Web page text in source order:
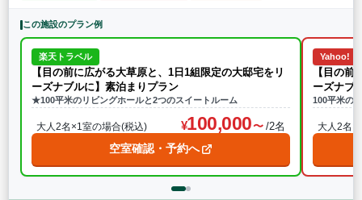
この施設のプラン例
楽天トラベル
【目の前に広がる大草原と、1日1組限定の大邸宅をリ
ーズナブルに】素泊まりプラン
★100平米のリビングホールと2つのスイートルーム
大人2名×1室の場合(税込) 100,000 /2名
空室確認・予約へ
Yahoo!ト
【目の
ーズナブ
100平米の
大人2名